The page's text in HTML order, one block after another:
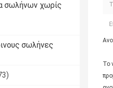
σωλήνων χωρίς
σωλήνες
Το